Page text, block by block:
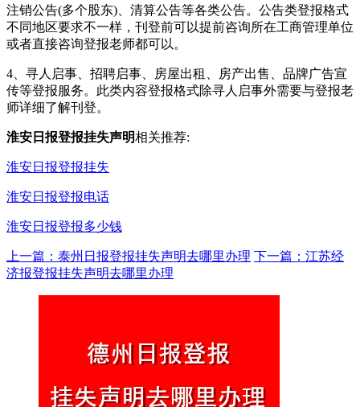
注销公告(多个股东)、清算公告等各类公告。公告类登报格式
不同地区要求不一样，刊登前可以提前咨询所在工商管理单位
或者直接咨询登报老师都可以。
4、寻人启事、招聘启事、房屋出租、房产出售、品牌广告宣
传等登报服务。此类内容登报格式除寻人启事外需要与登报老
师详细了解刊登。
淮安日报登报挂失声明相关推荐:
淮安日报登报挂失
淮安日报登报电话
淮安日报登报多少钱
上一篇：泰州日报登报挂失声明去哪里办理 下一篇：江苏经
济报登报挂失声明去哪里办理